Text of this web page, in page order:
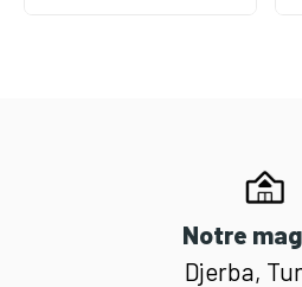
Notre
Djerba,